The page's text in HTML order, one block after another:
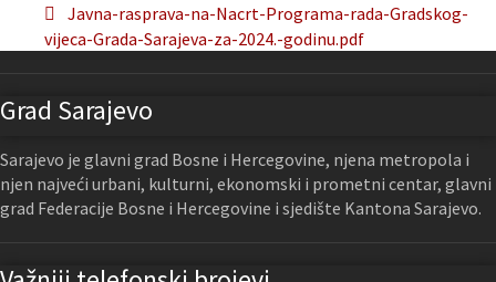
Javna-rasprava-na-Nacrt-Programa-rada-Gradskog-
vijeca-Grada-Sarajeva-za-2024.-godinu.pdf
Grad Sarajevo
Sarajevo je glavni grad Bosne i Hercegovine, njena metropola i
njen najveći urbani, kulturni, ekonomski i prometni centar, glavni
grad Federacije Bosne i Hercegovine i sjedište Kantona Sarajevo.